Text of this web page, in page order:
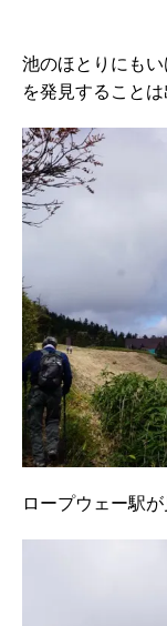
池のほとりにも
を発見すること
ロープウェー駅